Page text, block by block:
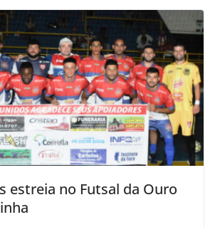
estreia no Futsal da Ouro